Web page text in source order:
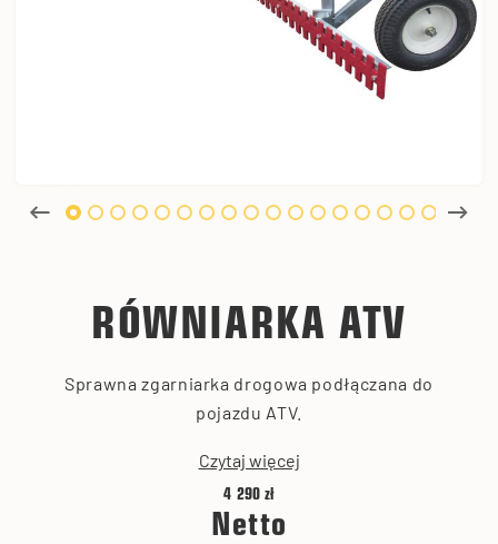
RÓWNIARKA ATV
Sprawna zgarniarka drogowa podłączana do
pojazdu ATV.
Czytaj więcej
4 290 zł
Netto